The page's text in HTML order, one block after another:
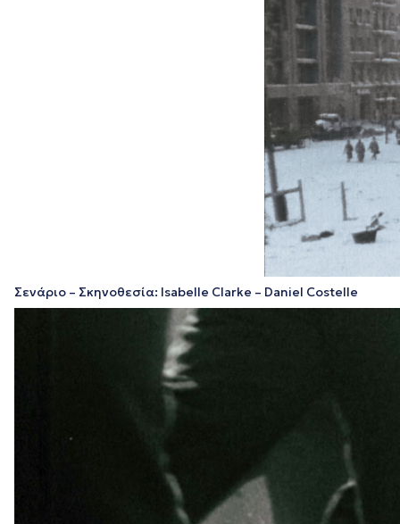
Σενάριο – Σκηνοθεσία: Isabelle Clarke – Daniel Costelle